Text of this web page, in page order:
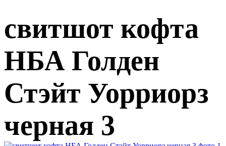
свитшот кофта
НБА Голден
Стэйт Уорриорз
черная 3